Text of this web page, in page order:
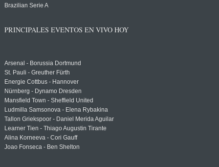
Brazilian Serie A
PRINCIPALES EVENTOS EN VIVO HOY
Arsenal - Borussia Dortmund
St. Pauli - Greuther Fürth
Energie Cottbus - Hannover
Nürnberg - Dynamo Dresden
Mansfield Town - Sheffield United
Ludmilla Samsonova - Elena Rybakina
Tallon Griekspoor - Daniel Merida Aguilar
Learner Tien - Thiago Augustin Tirante
Alina Korneeva - Cori Gauff
Joao Fonseca - Ben Shelton